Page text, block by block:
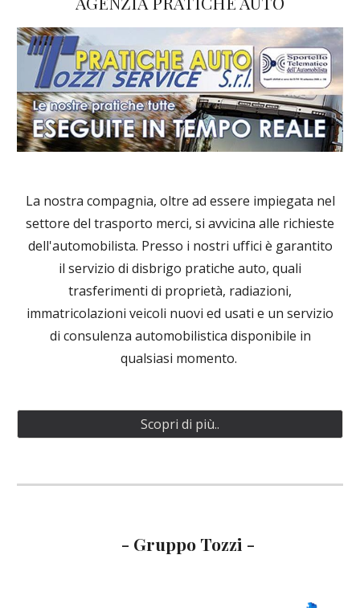
La nostra compagnia, oltre ad essere impiegata nel
settore del trasporto merci, si avvicina alle richieste
dell'automobilista. Presso i nostri uffici è garantito
il servizio di disbrigo pratiche auto, quali
trasferimenti di proprietà, radiazioni,
immatricolazioni veicoli nuovi ed usati e un servizio
di consulenza automobilistica disponibile in
qualsiasi momento.
Scopri di più..
- Gruppo Tozzi -